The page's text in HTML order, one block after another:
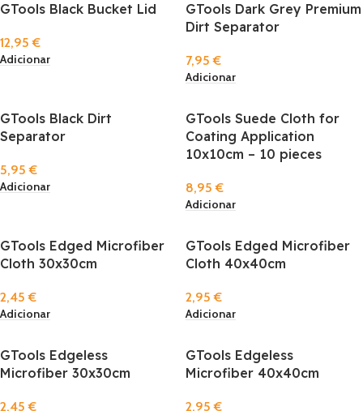
GTools Black Bucket Lid
12,95€
Adicionar
GTools Dark Grey Premium
Dirt Separator
7,95€
Adicionar
GTools Black Dirt
Separator
5,95€
Adicionar
GTools Suede Cloth for
Coating Application
10x10cm – 10 pieces
8,95€
Adicionar
GTools Edged Microfiber
Cloth 30x30cm
2,45€
Adicionar
GTools Edged Microfiber
Cloth 40x40cm
2,95€
Adicionar
GTools Edgeless
Microfiber 30x30cm
2,45€
GTools Edgeless
Microfiber 40x40cm
2,95€